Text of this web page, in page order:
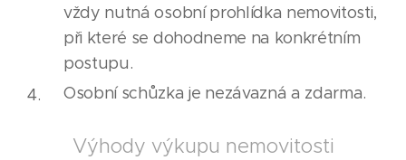
vždy nutná osobní prohlídka nemovitosti,
při které se dohodneme na konkrétním
postupu.
Osobní schůzka je nezávazná a zdarma.
Výhody výkupu nemovitosti